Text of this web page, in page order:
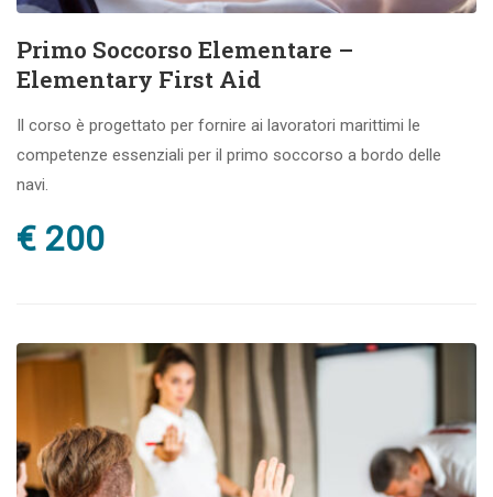
Primo Soccorso Elementare –
Elementary First Aid
Il corso è progettato per fornire ai lavoratori marittimi le
competenze essenziali per il primo soccorso a bordo delle
navi.
€ 200